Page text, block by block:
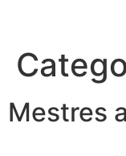
Mestres